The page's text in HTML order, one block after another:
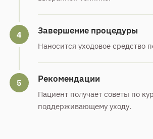
4 Завершение процедуры
Наносится уходовое средство
5 Рекомендации
Пациент получает советы по
поддерживающему уходу.